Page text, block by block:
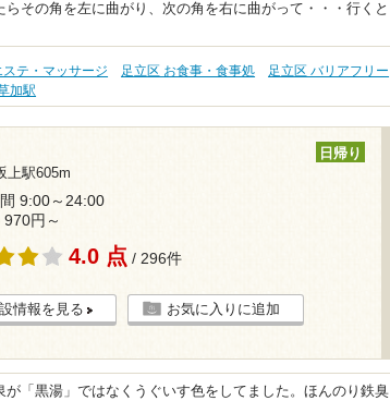
その角を左に曲がり、次の角を右に曲がって・・・行くと
ステ・マッサージ 足立区 お食事・食事処
足立区 バリアフリー
加駅
上駅605m
日帰り
9:00～24:00
円～
4.0 点 / 296件
情報を見る お気に入りに追加
が「黒湯」ではなくうぐいす色をしてました。ほんのり鉄臭